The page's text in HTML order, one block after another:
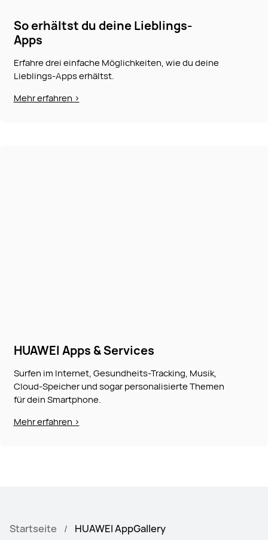
So erhältst du deine Lieblings-
Apps
Erfahre drei einfache Möglichkeiten, wie du deine
Lieblings-Apps erhältst.
Mehr erfahren >
HUAWEI Apps & Services
Surfen im Internet, Gesundheits-Tracking, Musik,
Cloud-Speicher und sogar personalisierte Themen
für dein Smartphone.
Mehr erfahren >
Startseite HUAWEI AppGallery